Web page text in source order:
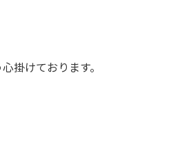
掛けております。